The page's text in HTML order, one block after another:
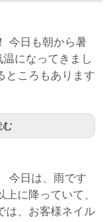
今日も朝から暑
になってきまし
ところもあります
む
今日は、雨です
に降っていて、
は、お客様ネイル